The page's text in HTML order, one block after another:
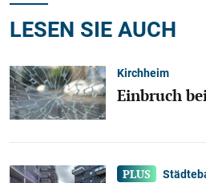
LESEN SIE AUCH
Kirchheim
Einbruch